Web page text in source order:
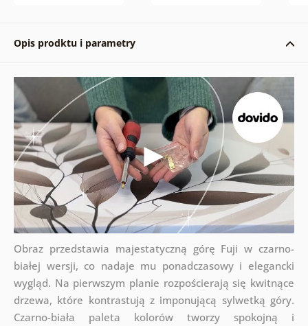
Opis prodktu i parametry
Obraz przedstawia majestatyczną górę Fuji w czarno-
białej wersji, co nadaje mu ponadczasowy i elegancki
wygląd. Na pierwszym planie rozpościerają się kwitnące
drzewa, które kontrastują z imponującą sylwetką góry.
Czarno-biała paleta kolorów tworzy spokojną i